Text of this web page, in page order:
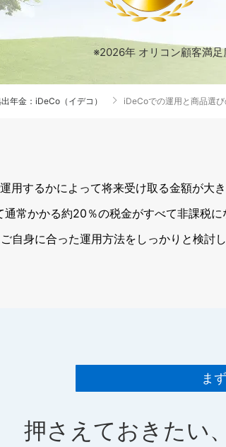
※2026年 オリコン顧客満
年金：iDeCo（イデコ） iDeCoでの運用と商品選び
用するかによって将来受け取る金額が大
通常かかる約20％の税金がすべて非課税
自身に合った運用方法をしっかりと検討
ま
押さえておきたい、